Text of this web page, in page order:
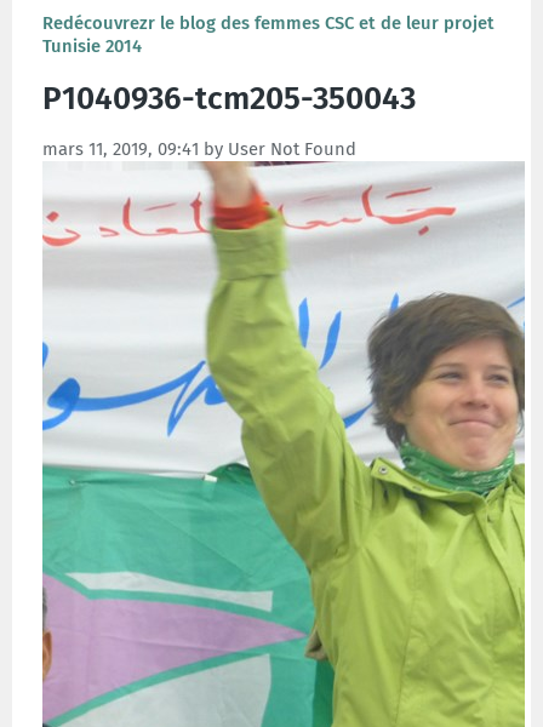
Redécouvrezr le blog des femmes CSC et de leur projet
Tunisie 2014
P1040936-tcm205-350043
mars 11, 2019, 09:41 by User Not Found